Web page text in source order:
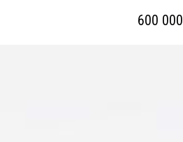
600 000